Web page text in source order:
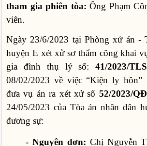
tham gia phiên tòa: Ông Phạm
viên.
Ngày 23/6/2023 tại Phòng xử án -
huyện E xét xử sơ thẩm công khai
gia đình thụ lý số:41/2023/
08/02/2023 về việc “Kiện ly hôn”
đưa vụ án ra xét xử số 52/2023/
24/05/2023 của Tòa án nhân dân
đương sự:
- Nguyên đơn: Chị Nguyễn